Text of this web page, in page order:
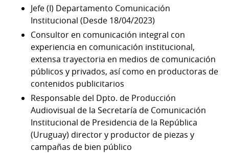
Jefe (I) Departamento Comunicación
Institucional (Desde 18/04/2023)
Consultor en comunicación integral con
experiencia en comunicación institucional,
extensa trayectoria en medios de comunicación
públicos y privados, así como en productoras de
contenidos publicitarios
Responsable del Dpto. de Producción
Audiovisual de la Secretaría de Comunicación
Institucional de Presidencia de la República
(Uruguay) director y productor de piezas y
campañas de bien público